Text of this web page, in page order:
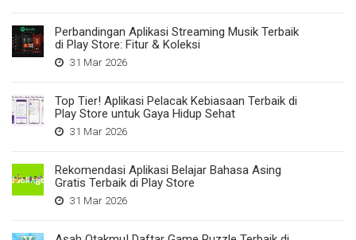
Perbandingan Aplikasi Streaming Musik Terbaik
di Play Store: Fitur & Koleksi
31 Mar 2026
Top Tier! Aplikasi Pelacak Kebiasaan Terbaik di
Play Store untuk Gaya Hidup Sehat
31 Mar 2026
Rekomendasi Aplikasi Belajar Bahasa Asing
Gratis Terbaik di Play Store
31 Mar 2026